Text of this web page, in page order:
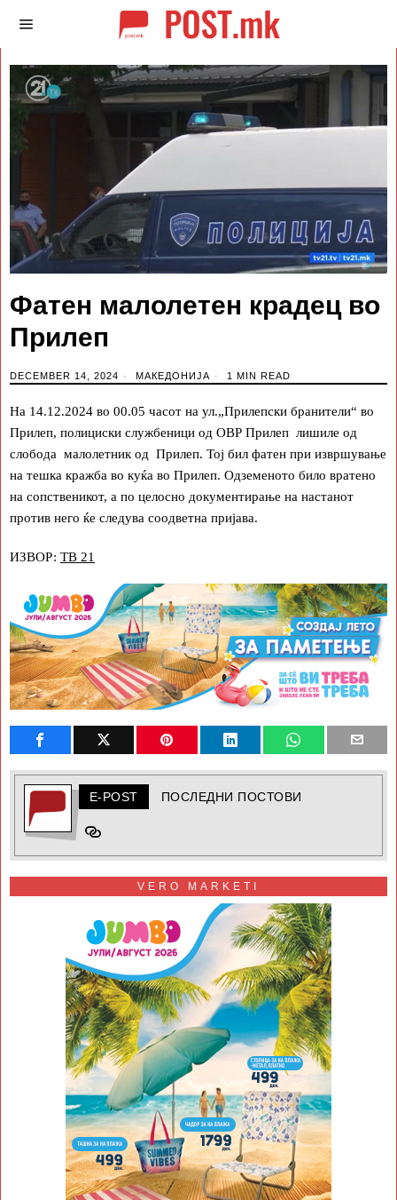
Фатен малолетен крадец во
Прилеп
DECEMBER 14, 2024 МАКЕДОНИЈА 1 MIN READ
На 14.12.2024 во 00.05 часот на ул.„Прилепски бранители“ во
Прилеп, полициски службеници од ОВР Прилеп лишиле од
слобода малолетник од Прилеп. Тој бил фатен при извршување
на тешка кражба во куќа во Прилеп. Одземеното било вратено
на сопственикот, а по целосно документирање на настанот
против него ќе следува соодветна пријава.
ИЗВОР: ТВ 21
E-POST ПОСЛЕДНИ ПОСТОВИ
VERO MARKETI